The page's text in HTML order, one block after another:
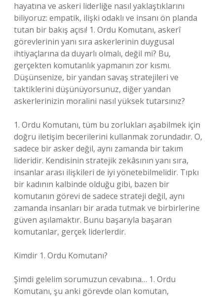
hayatına ve askeri liderliğe nasıl yaklaştıklarını
biliyoruz: empatik, ilişki odaklı ve insanı ön planda
tutan bir bakış açısı! 1. Ordu Komutanı, askerî
görevlerinin yanı sıra askerlerinin duygusal
ihtiyaçlarına da duyarlı olmalı, değil mi? Bu,
gerçekten komutanlık yapmanın zor kısmı.
Düşünsenize, bir yandan savaş stratejileri ve
taktiklerini düşünüyorsunuz, diğer yandan
askerlerinizin moralini nasıl yüksek tutarsınız?
1. Ordu Komutanı, tüm bu zorlukları aşabilmek için
doğru iletişim becerilerini kullanmak zorundadır. O,
sadece bir asker değil, aynı zamanda bir takım
lideridir. Kendisinin stratejik zekâsının yanı sıra,
insanlar arası ilişkileri de iyi yönetebilmelidir. Tıpkı
bir kadının kalbinde olduğu gibi, bazen bir
komutanın görevi de sadece strateji değil, aynı
zamanda insanları bir arada tutmak ve birbirlerine
güven aşılamaktır. Bunu başarıyla başaran
komutanlar, gerçek liderlerdir.
Kimdir 1. Ordu Komutanı?
Şimdi gelelim sorumuzun cevabına… 1. Ordu
Komutanı, şu anki görevde olan komutan,